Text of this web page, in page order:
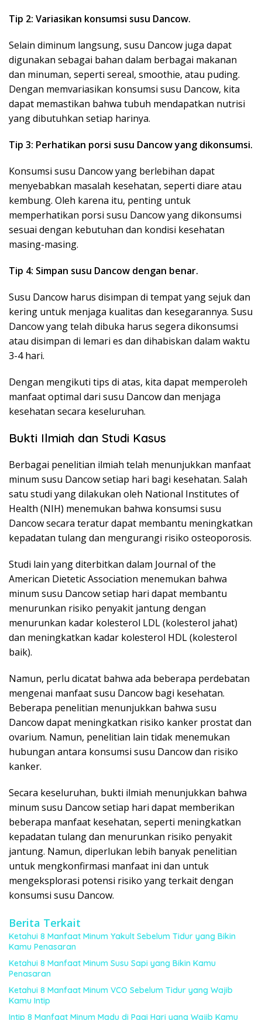
Tip 2: Variasikan konsumsi susu Dancow.
Selain diminum langsung, susu Dancow juga dapat
digunakan sebagai bahan dalam berbagai makanan
dan minuman, seperti sereal, smoothie, atau puding.
Dengan memvariasikan konsumsi susu Dancow, kita
dapat memastikan bahwa tubuh mendapatkan nutrisi
yang dibutuhkan setiap harinya.
Tip 3: Perhatikan porsi susu Dancow yang dikonsumsi.
Konsumsi susu Dancow yang berlebihan dapat
menyebabkan masalah kesehatan, seperti diare atau
kembung. Oleh karena itu, penting untuk
memperhatikan porsi susu Dancow yang dikonsumsi
sesuai dengan kebutuhan dan kondisi kesehatan
masing-masing.
Tip 4: Simpan susu Dancow dengan benar.
Susu Dancow harus disimpan di tempat yang sejuk dan
kering untuk menjaga kualitas dan kesegarannya. Susu
Dancow yang telah dibuka harus segera dikonsumsi
atau disimpan di lemari es dan dihabiskan dalam waktu
3-4 hari.
Dengan mengikuti tips di atas, kita dapat memperoleh
manfaat optimal dari susu Dancow dan menjaga
kesehatan secara keseluruhan.
Bukti Ilmiah dan Studi Kasus
Berbagai penelitian ilmiah telah menunjukkan manfaat
minum susu Dancow setiap hari bagi kesehatan. Salah
satu studi yang dilakukan oleh National Institutes of
Health (NIH) menemukan bahwa konsumsi susu
Dancow secara teratur dapat membantu meningkatkan
kepadatan tulang dan mengurangi risiko osteoporosis.
Studi lain yang diterbitkan dalam Journal of the
American Dietetic Association menemukan bahwa
minum susu Dancow setiap hari dapat membantu
menurunkan risiko penyakit jantung dengan
menurunkan kadar kolesterol LDL (kolesterol jahat)
dan meningkatkan kadar kolesterol HDL (kolesterol
baik).
Namun, perlu dicatat bahwa ada beberapa perdebatan
mengenai manfaat susu Dancow bagi kesehatan.
Beberapa penelitian menunjukkan bahwa susu
Dancow dapat meningkatkan risiko kanker prostat dan
ovarium. Namun, penelitian lain tidak menemukan
hubungan antara konsumsi susu Dancow dan risiko
kanker.
Secara keseluruhan, bukti ilmiah menunjukkan bahwa
minum susu Dancow setiap hari dapat memberikan
beberapa manfaat kesehatan, seperti meningkatkan
kepadatan tulang dan menurunkan risiko penyakit
jantung. Namun, diperlukan lebih banyak penelitian
untuk mengkonfirmasi manfaat ini dan untuk
mengeksplorasi potensi risiko yang terkait dengan
konsumsi susu Dancow.
Berita Terkait
Ketahui 8 Manfaat Minum Yakult Sebelum Tidur yang Bikin
Kamu Penasaran
Ketahui 8 Manfaat Minum Susu Sapi yang Bikin Kamu
Penasaran
Ketahui 8 Manfaat Minum VCO Sebelum Tidur yang Wajib
Kamu Intip
Intip 8 Manfaat Minum Madu di Pagi Hari yang Wajib Kamu